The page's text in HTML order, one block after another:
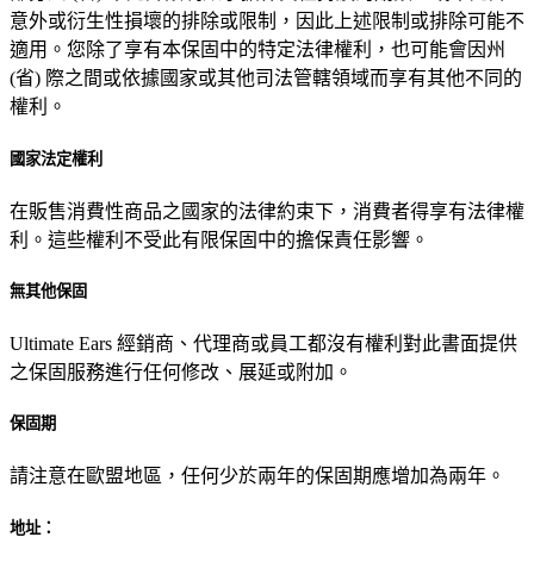
意外或衍生性損壞的排除或限制，因此上述限制或排除可能不
適用。您除了享有本保固中的特定法律權利，也可能會因州
(省) 際之間或依據國家或其他司法管轄領域而享有其他不同的
權利。
國家法定權利
在販售消費性商品之國家的法律約束下，消費者得享有法律權
利。這些權利不受此有限保固中的擔保責任影響。
無其他保固
Ultimate Ears 經銷商、代理商或員工都沒有權利對此書面提供
之保固服務進行任何修改、展延或附加。
保固期
請注意在歐盟地區，任何少於兩年的保固期應增加為兩年。
地址：